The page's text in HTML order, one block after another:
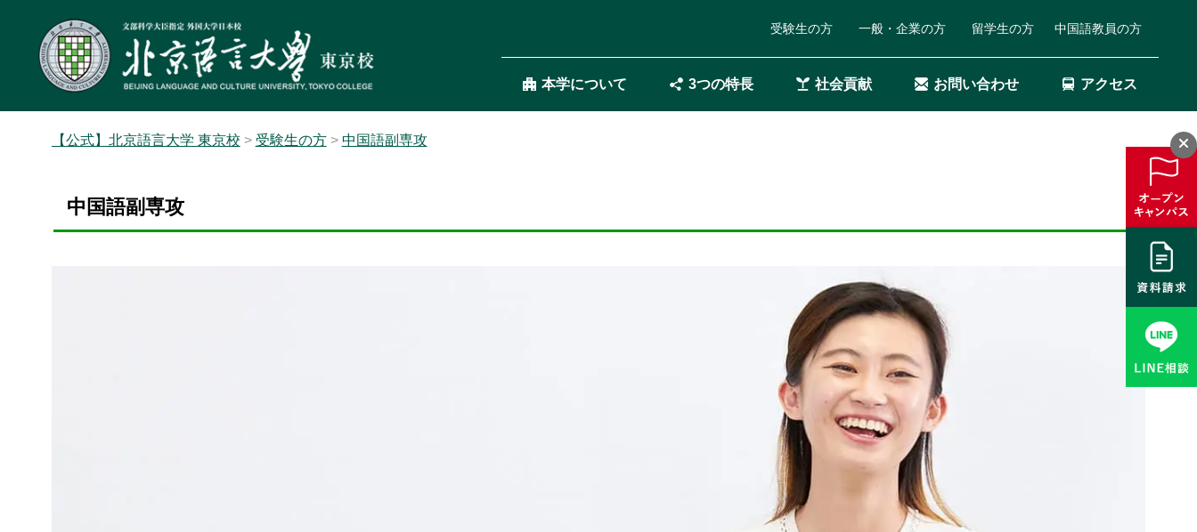
受験生の方 一般・企業の方 留学生の方 中国語教員の方
本学について 3つの特長 社会貢献 お問い合わせ アクセス
【公式】北京語言大学 東京校 > 受験生の方 > 中国語副専攻
中国語副専攻